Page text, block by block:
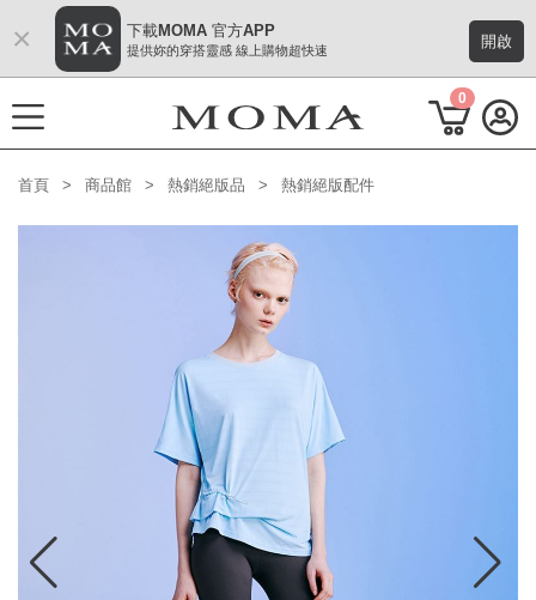
M Plus AW 形象 與時間共存
連身系列
百搭配件
× 下載MOMA 官方APP
提供妳的穿搭靈感 線上購物超快速 開啟
0
首頁 商品館 熱銷絕版品 熱銷絕版配件